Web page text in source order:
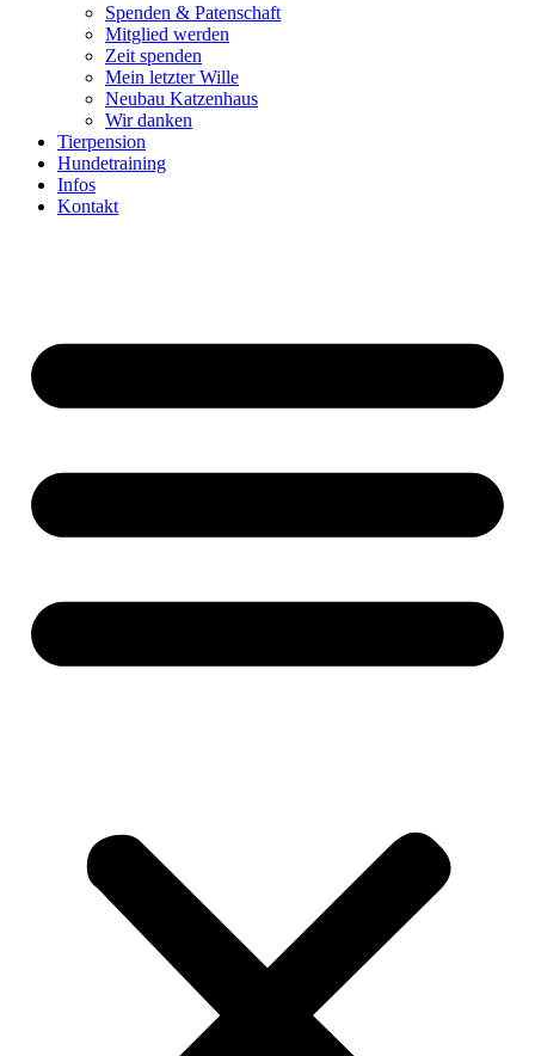
Spenden & Patenschaft
Mitglied werden
Zeit spenden
Mein letzter Wille
Neubau Katzenhaus
Wir danken
Tierpension
Hundetraining
Infos
Kontakt